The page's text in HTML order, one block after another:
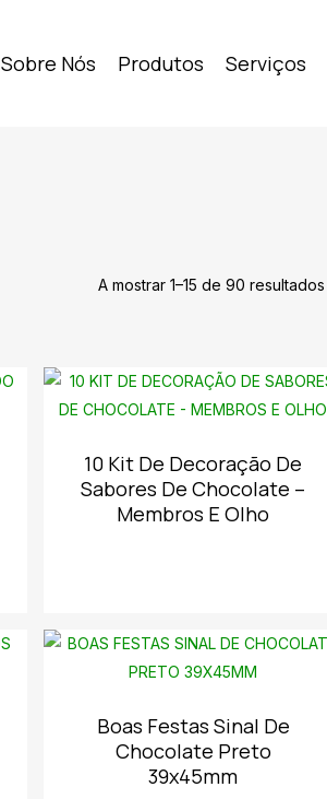
Sobre Nós Produtos Serviços
A mostrar 1–15 de 90 resultados
10 Kit De Decoração De
Sabores De Chocolate –
Membros E Olho
Boas Festas Sinal De
Chocolate Preto
39x45mm